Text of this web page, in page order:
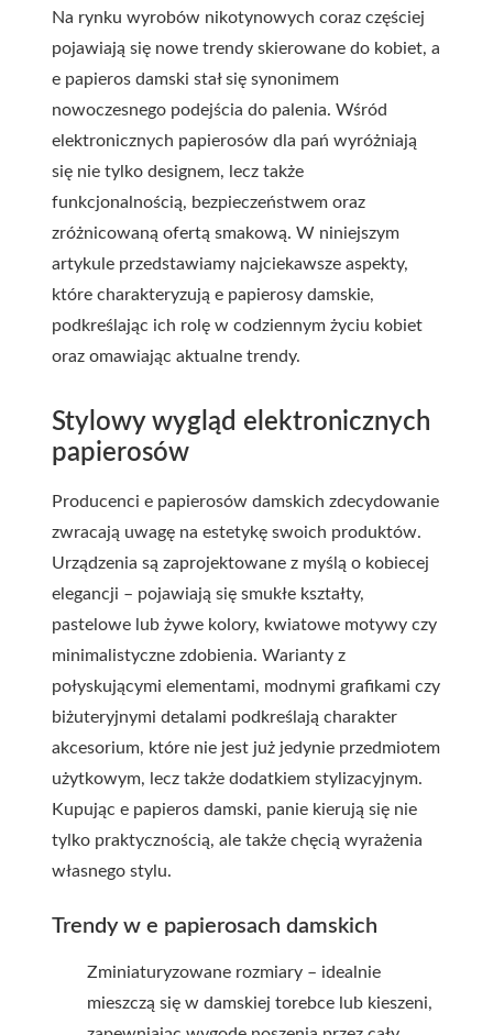
Na rynku wyrobów nikotynowych coraz częściej
pojawiają się nowe trendy skierowane do kobiet, a
e papieros damski stał się synonimem
nowoczesnego podejścia do palenia. Wśród
elektronicznych papierosów dla pań wyróżniają
się nie tylko designem, lecz także
funkcjonalnością, bezpieczeństwem oraz
zróżnicowaną ofertą smakową. W niniejszym
artykule przedstawiamy najciekawsze aspekty,
które charakteryzują e papierosy damskie,
podkreślając ich rolę w codziennym życiu kobiet
oraz omawiając aktualne trendy.
Stylowy wygląd elektronicznych
papierosów
Producenci e papierosów damskich zdecydowanie
zwracają uwagę na estetykę swoich produktów.
Urządzenia są zaprojektowane z myślą o kobiecej
elegancji – pojawiają się smukłe kształty,
pastelowe lub żywe kolory, kwiatowe motywy czy
minimalistyczne zdobienia. Warianty z
połyskującymi elementami, modnymi grafikami czy
biżuteryjnymi detalami podkreślają charakter
akcesorium, które nie jest już jedynie przedmiotem
użytkowym, lecz także dodatkiem stylizacyjnym.
Kupując e papieros damski, panie kierują się nie
tylko praktycznością, ale także chęcią wyrażenia
własnego stylu.
Trendy w e papierosach damskich
Zminiaturyzowane rozmiary – idealnie
mieszczą się w damskiej torebce lub kieszeni,